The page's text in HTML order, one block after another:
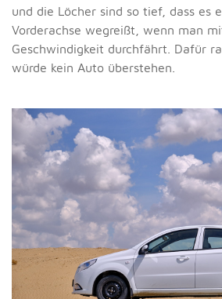
und die Löcher sind so tief, dass es
Vorderachse wegreißt, wenn man
Geschwindigkeit durchfährt. Dafür
würde kein Auto überstehen.